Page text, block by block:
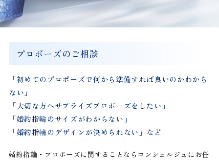
プロポーズのご相談
「初めてのプロポーズで何から準備すれば良いのかわから
ない」
「大切な方へサプライズプロポーズをしたい」
「婚約指輪のサイズがわからない」
「婚約指輪のデザインが決められない」など
婚約指輪・プロポーズに関することならコンシェルジュにお任